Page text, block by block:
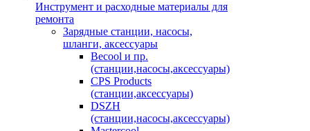
Инструмент и расходные материалы для
ремонта
Зарядные станции, насосы,
шланги, аксессуары
Becool и пр.
(станции,насосы,аксессуары)
CPS Products
(станции,аксессуары)
DSZH
(станции,насосы,аксессуары)